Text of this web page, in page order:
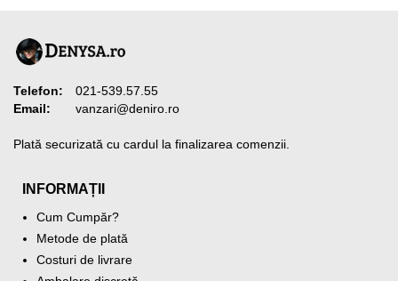
Telefon:
021-539.57.55
Email:
vanzari@deniro.ro
Plată securizată cu cardul la finalizarea comenzii.
INFORMAȚII
Cum Cumpăr?
Metode de plată
Costuri de livrare